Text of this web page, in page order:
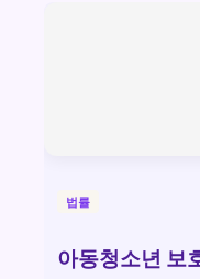
법률
아동청소년 보